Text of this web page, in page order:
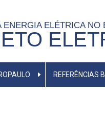
ENERGIA ELÉTRICA NO
REFERÊNCIAS